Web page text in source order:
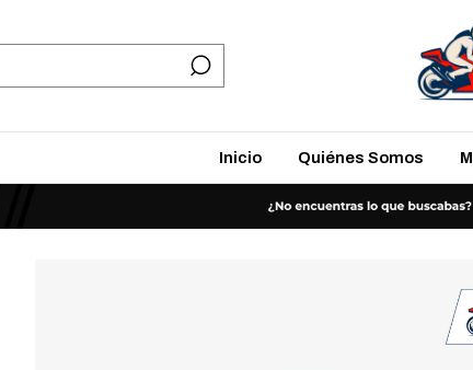
Inicio Quiénes Somos